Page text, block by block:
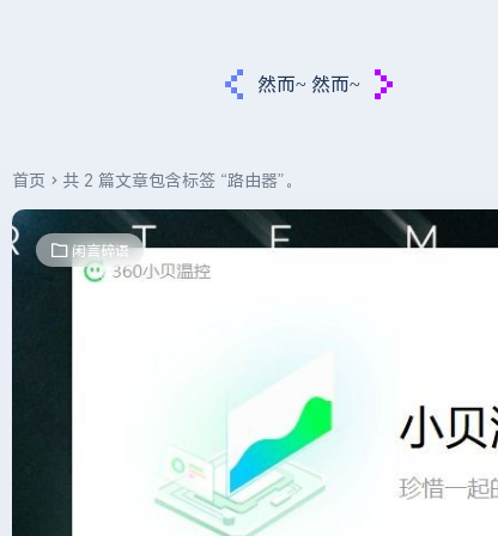
然而~ 然而~
首页 共 2 篇文章包含标签 “路由器”。
闲言碎语